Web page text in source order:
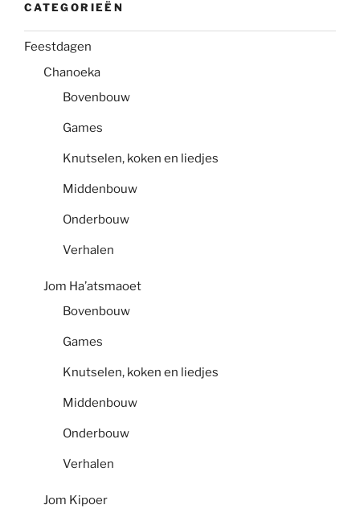
CATEGORIEËN
Feestdagen
Chanoeka
Bovenbouw
Games
Knutselen, koken en liedjes
Middenbouw
Onderbouw
Verhalen
Jom Ha’atsmaoet
Bovenbouw
Games
Knutselen, koken en liedjes
Middenbouw
Onderbouw
Verhalen
Jom Kipoer